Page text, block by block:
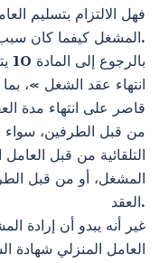
فهل الالتزام بتسليم
المشغل كيفما كان سبب انتهاء علاقة الشغل؟.
انتهاء عقد الشغل »،
قاصر على انتهاء مدة
من قبل الطرفين، سواء
التلقائية من قبل
المشغل، أو من قبل
العقد.
غير أنه يبدو أن إرادة
العامل المنزلي شهادة